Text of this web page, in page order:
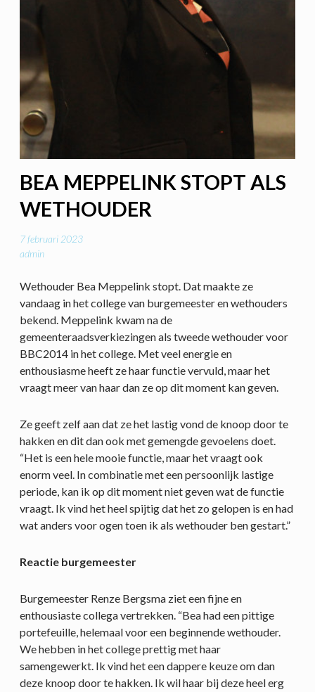
BEA MEPPELINK STOPT ALS
WETHOUDER
7 februari 2023
admin
Wethouder Bea Meppelink stopt. Dat maakte ze
vandaag in het college van burgemeester en wethouders
bekend. Meppelink kwam na de
gemeenteraadsverkiezingen als tweede wethouder voor
BBC2014 in het college. Met veel energie en
enthousiasme heeft ze haar functie vervuld, maar het
vraagt meer van haar dan ze op dit moment kan geven.
Ze geeft zelf aan dat ze het lastig vond de knoop door te
hakken en dit dan ook met gemengde gevoelens doet.
“Het is een hele mooie functie, maar het vraagt ook
enorm veel. In combinatie met een persoonlijk lastige
periode, kan ik op dit moment niet geven wat de functie
vraagt. Ik vind het heel spijtig dat het zo gelopen is en had
wat anders voor ogen toen ik als wethouder ben gestart.”
Reactie burgemeester
Burgemeester Renze Bergsma ziet een fijne en
enthousiaste collega vertrekken. “Bea had een pittige
portefeuille, helemaal voor een beginnende wethouder.
We hebben in het college prettig met haar
samengewerkt. Ik vind het een dappere keuze om dan
deze knoop door te hakken. Ik wil haar bij deze heel erg